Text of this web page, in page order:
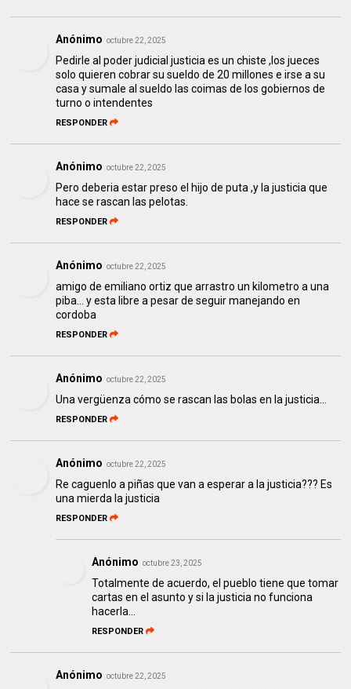
Anónimo octubre 22, 2025
Pedirle al poder judicial justicia es un chiste ,los jueces
solo quieren cobrar su sueldo de 20 millones e irse a su
casa y sumale al sueldo las coimas de los gobiernos de
turno o intendentes
RESPONDER
Anónimo octubre 22, 2025
Pero deberia estar preso el hijo de puta ,y la justicia que
hace se rascan las pelotas.
RESPONDER
Anónimo octubre 22, 2025
amigo de emiliano ortiz que arrastro un kilometro a una
piba... y esta libre a pesar de seguir manejando en
cordoba
RESPONDER
Anónimo octubre 22, 2025
Una vergüenza cómo se rascan las bolas en la justicia...
RESPONDER
Anónimo octubre 22, 2025
Re caguenlo a piñas que van a esperar a la justicia??? Es
una mierda la justicia
RESPONDER
Anónimo octubre 23, 2025
Totalmente de acuerdo, el pueblo tiene que tomar
cartas en el asunto y si la justicia no funciona
hacerla…
RESPONDER
Anónimo octubre 22, 2025